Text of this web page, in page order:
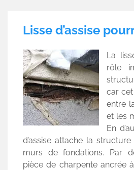
Lisse d’assise
La
rôle
car
entre
et les
En
d’assise attache la
murs de fondations. Par
pièce de charpente ancrée à